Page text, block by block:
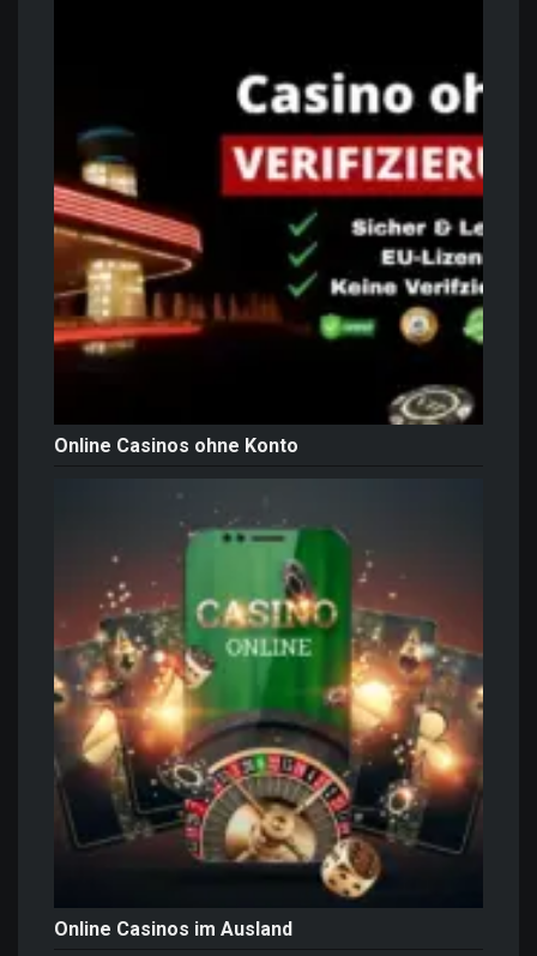
Online Casinos ohne Konto
Online Casinos im Ausland